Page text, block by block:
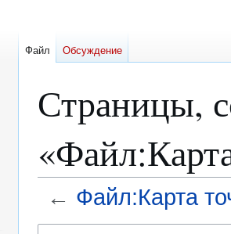
Страницы,
← Файл:Карта
Файл Обсуждение